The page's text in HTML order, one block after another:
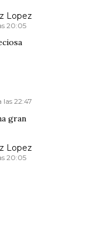
Lopez
20:05
las 22:47
gran
Lopez
20:05